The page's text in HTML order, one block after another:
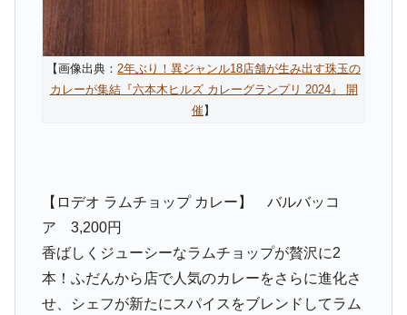
【画像出典： 2年ぶり！異ジャンル18店舗が生み出す珠玉の
カレーが集結『六本木ヒルズ カレーグランプリ 2024』 開
催】
【ロデオ ラムチョップ カレー】 バルバッコ
ア 3,200円
香ばしくジューシーなラムチョップが贅沢に2
本！ふだんから店で人気のカレーをさらに進化さ
せ、シェフが新たにスパイスをブレンドしてラム